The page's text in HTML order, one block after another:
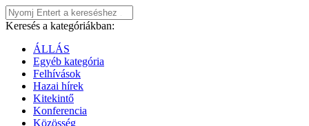
Keresés a kategóriákban:
ÁLLÁS
Egyéb kategória
Felhívások
Hazai hírek
Kitekintő
Konferencia
Közösség